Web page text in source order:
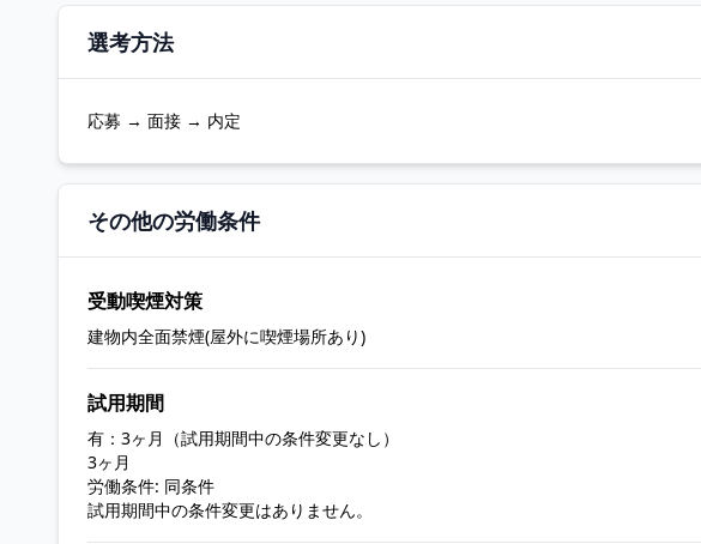
選考方法
応募 → 面接 → 内定
その他の労働条件
受動喫煙対策
建物内全面禁煙(屋外に喫煙場所あり)
試用期間
有：3ヶ月（試用期間中の条件変更なし）
3ヶ月
労働条件: 同条件
試用期間中の条件変更はありません。